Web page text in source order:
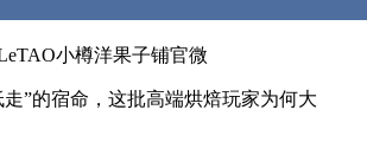
小樽洋果子铺官微
”的宿命，这批高端烘焙玩家为何大